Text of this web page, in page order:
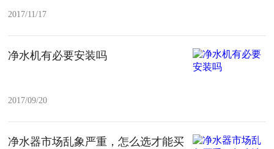
2017/11/17
净水机有必要安装吗
2017/09/20
净水器市场乱象严重，怎么选才能买